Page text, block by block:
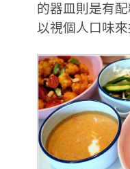
的器皿則是有
以視個人口味